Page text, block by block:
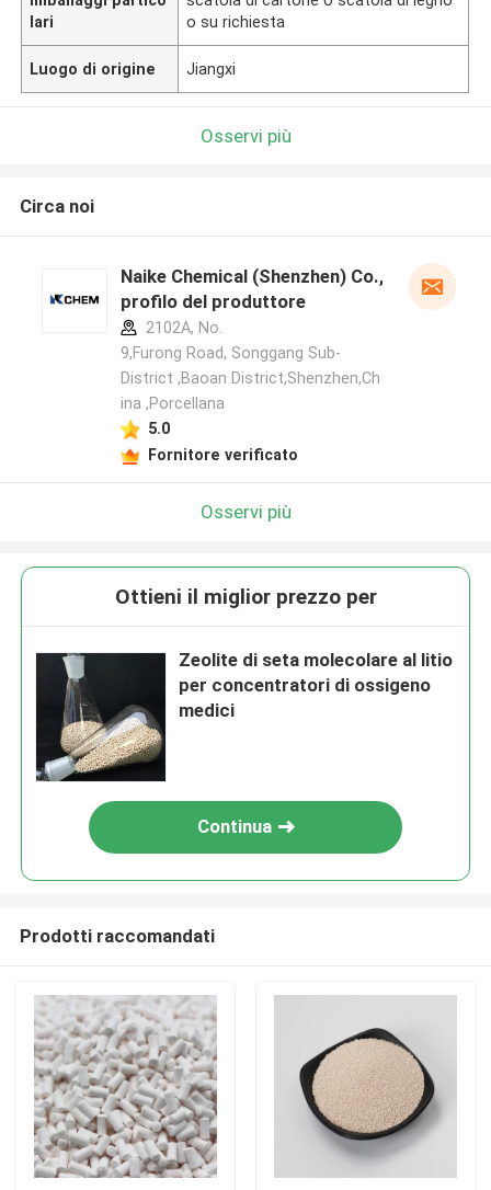
lari
o su richiesta
Luogo di origine Jiangxi
Osservi più
Circa noi
Naike Chemical (Shenzhen) Co., Ltd
profilo del produttore
2102A, No.
9,Furong Road, Songgang Sub-
District ,Baoan District,Shenzhen,Ch
ina ,Porcellana
5.0
Fornitore verificato
Osservi più
Ottieni il miglior prezzo per
Zeolite di seta molecolare al litio
per concentratori di ossigeno
medici
Continua
Prodotti raccomandati